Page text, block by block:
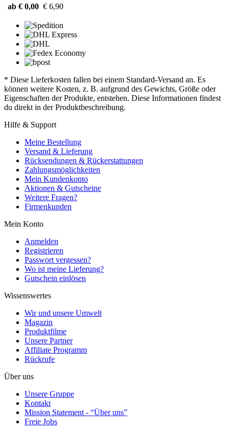
ab € 0,00 € 6,90
* Diese Lieferkosten fallen bei einem Standard-Versand an. Es
können weitere Kosten, z. B. aufgrund des Gewichts, Größe oder
Eigenschaften der Produkte, entstehen. Diese Informationen findest
du direkt in der Produktbeschreibung.
Hilfe & Support
Meine Bestellung
Versand & Lieferung
Rücksendungen & Rückerstattungen
Zahlungsmöglichkeiten
Mein Kundenkonto
Aktionen & Gutscheine
Weitere Fragen?
Firmenkunden
Mein Konto
Anmelden
Registrieren
Passwort vergessen?
Wo ist meine Lieferung?
Gutschein einlösen
Wissenswertes
Wir und unsere Umwelt
Magazin
Produktfilme
Unsere Partner
Affiliate Programm
Rückrufe
Über uns
Unsere Gruppe
Kontakt
Mission Statement - “Über uns”
Freie Jobs